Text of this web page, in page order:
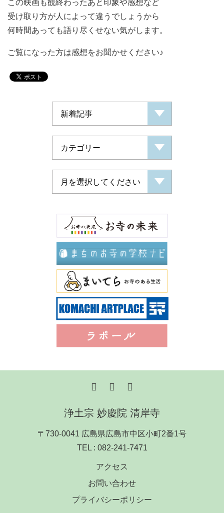
この映画も観終わったあと印象や感想など
受け取り方が人によって違うでしょうから
何時間あっても語り尽くせない気がします。
ご覧になった方は感想をお聞かせください♪
浄土宗 妙慶院 清岸寺
〒730-0041 広島県広島市中区小町2番1号
TEL : 082-241-7471
アクセス
お問い合わせ
プライバシーポリシー